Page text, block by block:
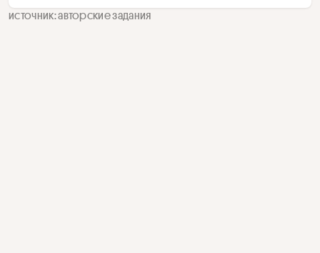
источник: авторские задания